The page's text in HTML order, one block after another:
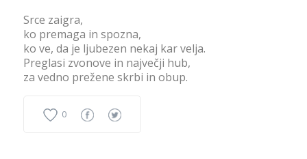
Srce zaigra,
ko premaga in spozna,
ko ve, da je ljubezen nekaj kar velja.
Preglasi zvonove in največji hub,
za vedno prežene skrbi in obup.
0